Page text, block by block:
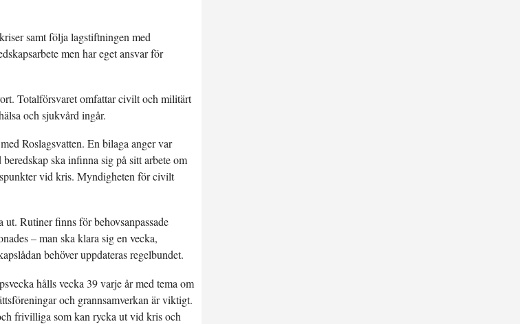
samt följa lagstiftningen med
men har eget ansvar för
Totalförsvaret omfattar civilt och militärt
och sjukvård ingår.
Roslagsvatten. En bilaga anger var
ska infinna sig på sitt arbete om
vid kris. Myndigheten för civilt
Rutiner finns för behovsanpassade
– man ska klara sig en vecka,
behöver uppdateras regelbundet.
hålls vecka 39 varje år med tema om
och grannsamverkan är viktigt.
frivilliga som kan rycka ut vid kris och